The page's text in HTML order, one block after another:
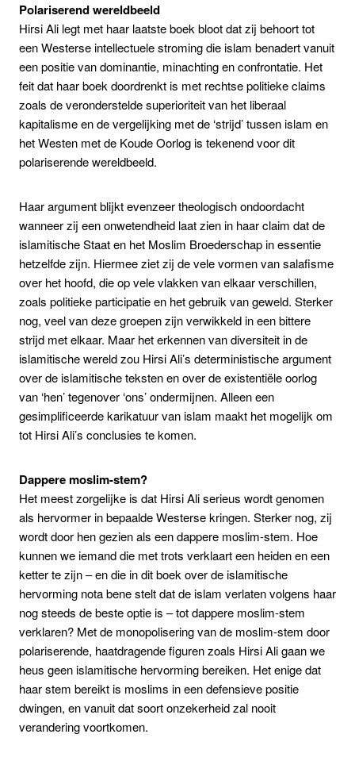
Polariserend wereldbeeld
Hirsi Ali legt met haar laatste boek bloot dat zij behoort tot
een Westerse intellectuele stroming die islam benadert vanuit
een positie van dominantie, minachting en confrontatie. Het
feit dat haar boek doordrenkt is met rechtse politieke claims
zoals de veronderstelde superioriteit van het liberaal
kapitalisme en de vergelijking met de ‘strijd’ tussen islam en
het Westen met de Koude Oorlog is tekenend voor dit
polariserende wereldbeeld.
Haar argument blijkt evenzeer theologisch ondoordacht
wanneer zij een onwetendheid laat zien in haar claim dat de
islamitische Staat en het Moslim Broederschap in essentie
hetzelfde zijn. Hiermee ziet zij de vele vormen van salafisme
over het hoofd, die op vele vlakken van elkaar verschillen,
zoals politieke participatie en het gebruik van geweld. Sterker
nog, veel van deze groepen zijn verwikkeld in een bittere
strijd met elkaar. Maar het erkennen van diversiteit in de
islamitische wereld zou Hirsi Ali’s deterministische argument
over de islamitische teksten en over de existentiële oorlog
van ‘hen’ tegenover ‘ons’ ondermijnen. Alleen een
gesimplificeerde karikatuur van islam maakt het mogelijk om
tot Hirsi Ali’s conclusies te komen.
Dappere moslim-stem?
Het meest zorgelijke is dat Hirsi Ali serieus wordt genomen
als hervormer in bepaalde Westerse kringen. Sterker nog, zij
wordt door hen gezien als een dappere moslim-stem. Hoe
kunnen we iemand die met trots verklaart een heiden en een
ketter te zijn – en die in dit boek over de islamitische
hervorming nota bene stelt dat de islam verlaten volgens haar
nog steeds de beste optie is – tot dappere moslim-stem
verklaren? Met de monopolisering van de moslim-stem door
polariserende, haatdragende figuren zoals Hirsi Ali gaan we
heus geen islamitische hervorming bereiken. Het enige dat
haar stem bereikt is moslims in een defensieve positie
dwingen, en vanuit dat soort onzekerheid zal nooit
verandering voortkomen.